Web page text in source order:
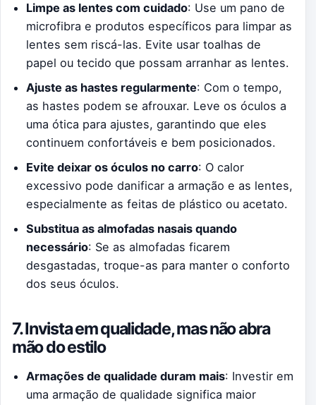
Limpe as lentes com cuidado: Use um pano de
microfibra e produtos específicos para limpar as
lentes sem riscá-las. Evite usar toalhas de
papel ou tecido que possam arranhar as lentes.
Ajuste as hastes regularmente: Com o tempo,
as hastes podem se afrouxar. Leve os óculos a
uma ótica para ajustes, garantindo que eles
continuem confortáveis e bem posicionados.
Evite deixar os óculos no carro: O calor
excessivo pode danificar a armação e as lentes,
especialmente as feitas de plástico ou acetato.
Substitua as almofadas nasais quando
necessário: Se as almofadas ficarem
desgastadas, troque-as para manter o conforto
dos seus óculos.
7. Invista em qualidade, mas não abra
mão do estilo
Armações de qualidade duram mais: Investir em
uma armação de qualidade significa maior